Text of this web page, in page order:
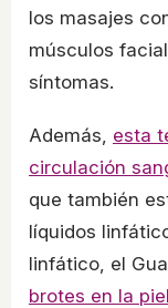
los masajes
músculos
síntomas.
Además, esta
circulación
que también
líquidos
linfático, el
brotes en la piel